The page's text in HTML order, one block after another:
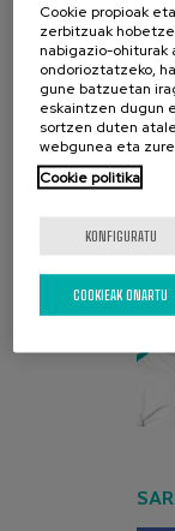
Cookie propioak
zerbitzuak
nabigazio-ohiturak
ondorioztatzeko,
gune batzuetan
eskaintzen dugun
sortzen duten
webgunea eta
Cookie politika
KONFIGURATU
COOKIEAK ONARTU